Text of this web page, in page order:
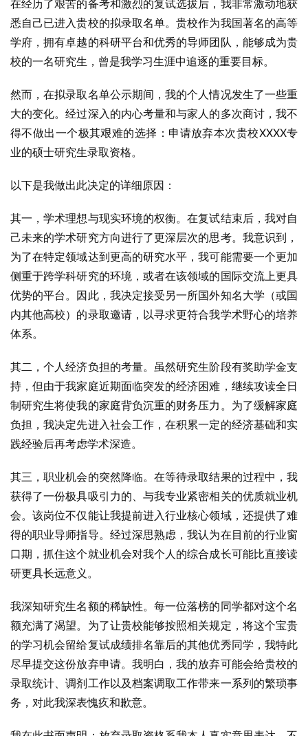
在经历了艰苦的备考和激烈的复试选拔后，我非常激动地获
悉自己已进入贵校的拟录取名单。贵校作为我国著名的高等
学府，拥有卓越的科研平台和优秀的导师团队，能够成为贵
校的一名研究生，曾是我学习生涯中追逐的重要目标。
然而，在拟录取名单公示期间，我的个人情况发生了一些重
大的变化。经过深入的内心考量和与家人的多次商讨，我不
得不做出一个极其艰难的选择：申请放弃本次贵校XXXX专
业的硕士研究生录取资格。
以下是我做出此决定的详细原因：
其一，学术理想与现实环境的权衡。在复试结束后，我对自
己未来的学术研究方向进行了更深层次的思考。我意识到，
为了在特定领域达到更高的研究水平，我可能需要一个更加
侧重于跨学科研究的环境，或者在该领域的国际交流上更具
优势的平台。因此，我决定接受另一所国外知名大学（或国
内其他高校）的录取邀请，以寻求更符合我学术野心的培养
体系。
其二，个人经济负担的考量。虽然研究生阶段有奖助学金支
持，但由于我家庭近期面临突发的经济困难，继续攻读全日
制研究生将使我的家庭背负沉重的财务压力。为了缓解家庭
负担，我决定先进入社会工作，在积累一定的经济基础和实
践经验后再考虑学术深造。
其三，职业机会的突然降临。在等待录取结果的过程中，我
获得了一份极具吸引力的、与我专业紧密相关的优质就业机
会。该岗位不仅能让我提前进入行业核心领域，还提供了难
得的职业导师指导。经过深思熟虑，我认为在目前的行业窗
口期，抓住这个就业机会对我个人的综合成长可能比直接读
研更具长远意义。
我深知研究生名额的稀缺性。每一位落榜的同学都对这个名
额充满了渴望。为了让贵校能够按照相关规定，将这个宝贵
的学习机会留给复试成绩排名靠后的其他优秀同学，我特此
尽早提交这份放弃申请。我明白，我的放弃可能会给贵校的
录取统计、调剂工作以及档案调取工作带来一系列的繁琐事
务，对此我深表愧疚和歉意。